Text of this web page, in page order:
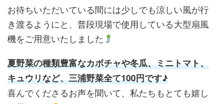
お待ちいただいている間には少しでも涼しい風が行
き渡るようにと、普段現場で使用している大型扇風
機をご用意いたしました
夏野菜の種類豊富なカボチャや冬瓜、ミニトマト、
キュウリなど、三浦野菜全て100円です♪
喜んでくださるお声を聞いて、私たちもとても嬉し